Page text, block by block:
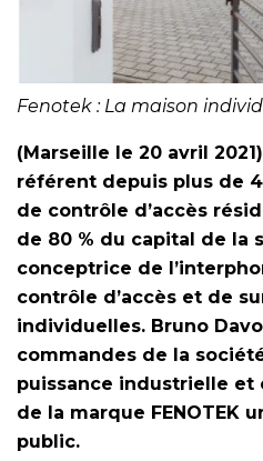
Fenotek : La maison
(Marseille le 20 avril
référent depuis plus de
de contrôle d’accès
de 80 % du capital de la
conceptrice de
contrôle d’accès et de
individuelles. Bruno
commandes de la
puissance industrielle et
de la marque FENOTEK
public.